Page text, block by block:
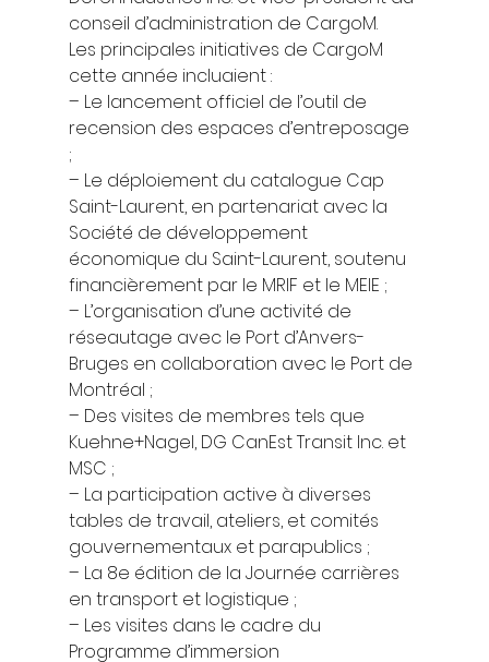
conseil d’administration de CargoM.
Les principales initiatives de CargoM
cette année incluaient :
– Le lancement officiel de l’outil de
recension des espaces d’entreposage
;
– Le déploiement du catalogue Cap
Saint-Laurent, en partenariat avec la
Société de développement
économique du Saint-Laurent, soutenu
financièrement par le MRIF et le MEIE ;
– L’organisation d’une activité de
réseautage avec le Port d’Anvers-
Bruges en collaboration avec le Port de
Montréal ;
– Des visites de membres tels que
Kuehne+Nagel, DG CanEst Transit Inc. et
MSC ;
– La participation active à diverses
tables de travail, ateliers, et comités
gouvernementaux et parapublics ;
– La 8e édition de la Journée carrières
en transport et logistique ;
– Les visites dans le cadre du
Programme d’immersion